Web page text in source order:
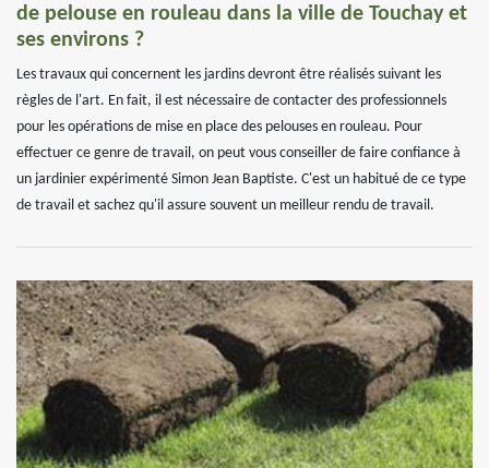
de pelouse en rouleau dans la ville de Touchay et
ses environs ?
Les travaux qui concernent les jardins devront être réalisés suivant les
règles de l'art. En fait, il est nécessaire de contacter des professionnels
pour les opérations de mise en place des pelouses en rouleau. Pour
effectuer ce genre de travail, on peut vous conseiller de faire confiance à
un jardinier expérimenté Simon Jean Baptiste. C'est un habitué de ce type
de travail et sachez qu'il assure souvent un meilleur rendu de travail.